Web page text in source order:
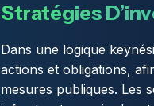
Stratégies
Dans une logique
actions et obligations,
mesures publiques. Les